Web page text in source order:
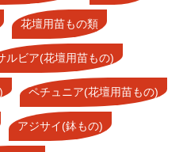
花壇用苗もの類
ルビア(花壇用苗もの)
ペチュニア(花壇用苗もの)
アジサイ(鉢もの)